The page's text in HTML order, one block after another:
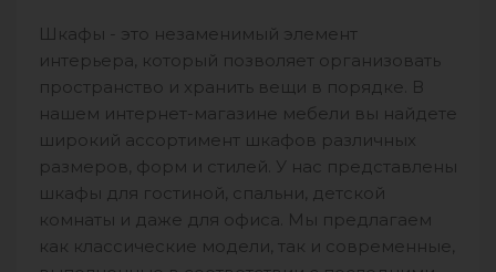
Шкафы - это незаменимый элемент
интерьера, который позволяет организовать
пространство и хранить вещи в порядке. В
нашем интернет-магазине мебели вы найдете
широкий ассортимент шкафов различных
размеров, форм и стилей. У нас представлены
шкафы для гостиной, спальни, детской
комнаты и даже для офиса. Мы предлагаем
как классические модели, так и современные,